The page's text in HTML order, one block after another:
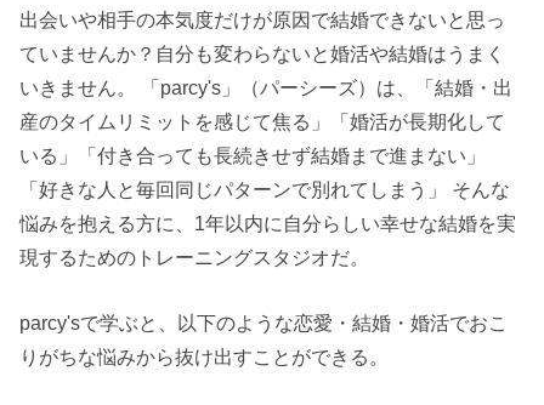
出会いや相手の本気度だけが原因で結婚できないと思っ
ていませんか？自分も変わらないと婚活や結婚はうまく
いきません。 「parcy's」（パーシーズ）は、「結婚・出
産のタイムリミットを感じて焦る」「婚活が長期化して
いる」「付き合っても長続きせず結婚まで進まない」
「好きな人と毎回同じパターンで別れてしまう」 そんな
悩みを抱える方に、1年以内に自分らしい幸せな結婚を実
現するためのトレーニングスタジオだ。
parcy'sで学ぶと、以下のような恋愛・結婚・婚活でおこ
りがちな悩みから抜け出すことができる。